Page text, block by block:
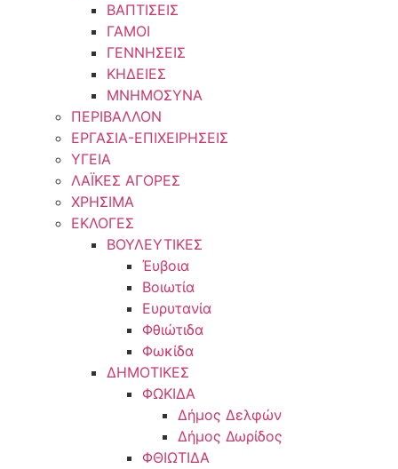
ΒΑΠΤΙΣΕΙΣ
ΓΑΜΟΙ
ΓΕΝΝΗΣΕΙΣ
ΚΗΔΕΙΕΣ
ΜΝΗΜΟΣΥΝΑ
ΠΕΡΙΒΑΛΛΟΝ
ΕΡΓΑΣΙΑ-ΕΠΙΧΕΙΡΗΣΕΙΣ
ΥΓΕΙΑ
ΛΑΪΚΕΣ ΑΓΟΡΕΣ
ΧΡΗΣΙΜΑ
ΕΚΛΟΓΕΣ
ΒΟΥΛΕΥΤΙΚΕΣ
Έυβοια
Βοιωτία
Ευρυτανία
Φθιώτιδα
Φωκίδα
ΔΗΜΟΤΙΚΕΣ
ΦΩΚΙΔΑ
Δήμος Δελφών
Δήμος Δωρίδος
ΦΘΙΩΤΙΔΑ